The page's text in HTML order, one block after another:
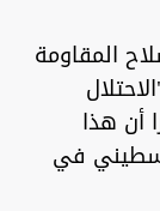
المقاومة
أن هذا
في